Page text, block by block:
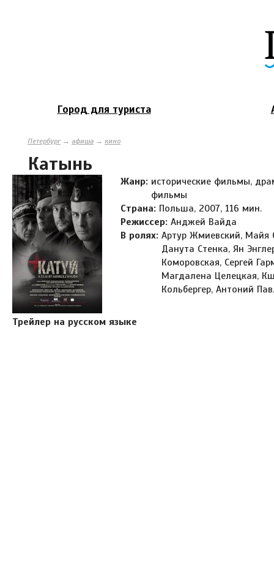
Город для туриста
Петербург→ афиша → кино
Катынь
Жанр: исторические фильмы,
фильмы
Страна: Польша, 2007, 116 мин.
Режиссер: Анджей Вайда
В ролях: Артур Жмиевский, Майя
Данута Стенка, Ян
Коморовская, Сергей
Магдалена Целецкая,
Кольбергер, Антоний
Трейлер на русском языке